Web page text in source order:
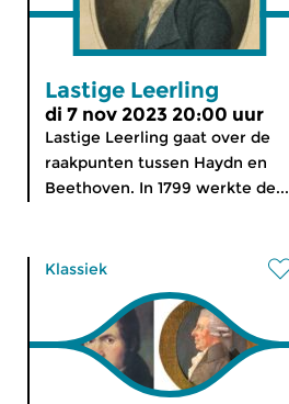
Lastige Leerling
di 7 nov 2023 20:00 uur
Lastige Leerling gaat over de
raakpunten tussen Haydn en
Beethoven. In 1799 werkte de...
Klassiek